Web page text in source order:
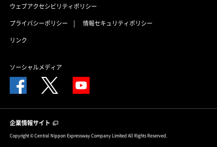
ウェブアクセシビリティポリシー
プライバシーポリシー
情報セキュリティポリシー
リンク
ソーシャルメディア
企業情報サイト
Copyright © Central Nippon Expressway Company Limited All Rights Reserved.